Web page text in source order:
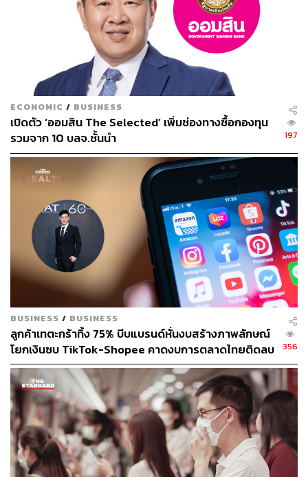
“เริ่มแรกก่อนตั้งกลุ่ม เราคิดว่าจะช่วยผู้มีความเสี่ยงสูงหาคิว
ตรวจโควิด-19 และหาเตียงให้แก่ผู้ป่วย แต่พอทบทวนถึงขั้น
ตอนต่างๆ เราพบว่าใช้เวลาและอาจจะช่วยได้น้อยกว่าที่คิด
สิ่งที่ทำได้เลยคือ ผมมีรถที่บ้านว่างอยู่ มีมือถือเครื่องที่ว่างอยู่
ประกอบกับเหตุการณ์ของอัพ เราเลยคิดว่าการรับ-ส่งผู้ป่วย
โควิด-19 และผู้มีความเสี่ยงสูง นี่คือสิ่งที่สามารถทำได้เลยได้
จริง”
กลุ่มอาสาเส้นด้ายเริ่มต้นอย่างเป็นทางการเมื่อวันที่ 27
เมษายน 2564 ภายในวันแรกวันเดียว มีคนติดต่อขอความ
ช่วยเหลือ 10 ราย ส่วนใหญ่เป็นผู้ป่วยและผู้มีความเสี่ยงสูงที่
พยายามไปโรงพยาบาลโดยไม่จำเป็นต้องผ่านพื้นที่สาธารณะ
หรือพบเจอผู้คนให้น้อยที่สุด
“ประชาชนทุกคนเป็นคนธรรมดา เรารอรัฐไม่ไหว วันนี้เรามี
โทรศัพท์ 5 เครื่อง มีรถอยู่ 4 คัน มีพี่น้องที่รวมตัวมาช่วย
มากมาย เราไม่รู้ว่าเส้นด้ายจะพัฒนาไปถึงจุดไหน แต่เราจะ
ทำเท่าที่เราทำได้”
สำหรับใครที่ได้รับผลกระทบจากการระบาดของเชื้อโควิด-19
และไม่ได้รับความดูแลจากรัฐ อยากขอความช่วยเรื่องรถรับ-
ส่งไปโรงพยาบาล ไม่ว่าจะเป็นผู้ติดเชื้อหรือเป็นผู้มีความเสี่ยง
สูง รวมถึงหาคิวเตียงและคิวตรวจเชื้อ สามารถขอความช่วย
เหลือจากกลุ่มเส้นด้าย – Zendai ได้ที่แฟนเพจเฟซบุ๊ก@zend
ai.orgหรือโทร. 08 1591 9714
พิสูจน์อักษร: พรนภัส ชำนาญค้า
ECONOMIC / BUSINESS
เปิดตัว ‘ออมสิน The Selected’ เพิ่มช่องทางซื้อกองทุน
รวมจาก 10 บลจ.ชั้นนำ
197
BUSINESS / BUSINESS
ลูกค้าเทตะกร้าทิ้ง 75% บีบแบรนด์หั่นงบสร้างภาพลักษณ์
โยกเงินซบ TikTok-Shopee คาดงบการตลาดไทยติดลบ
ครั้งแรกในรอบ 14 ปี
356